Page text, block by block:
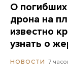
О погибших
дрона на
известно
узнать о
НОВОСТИ 7